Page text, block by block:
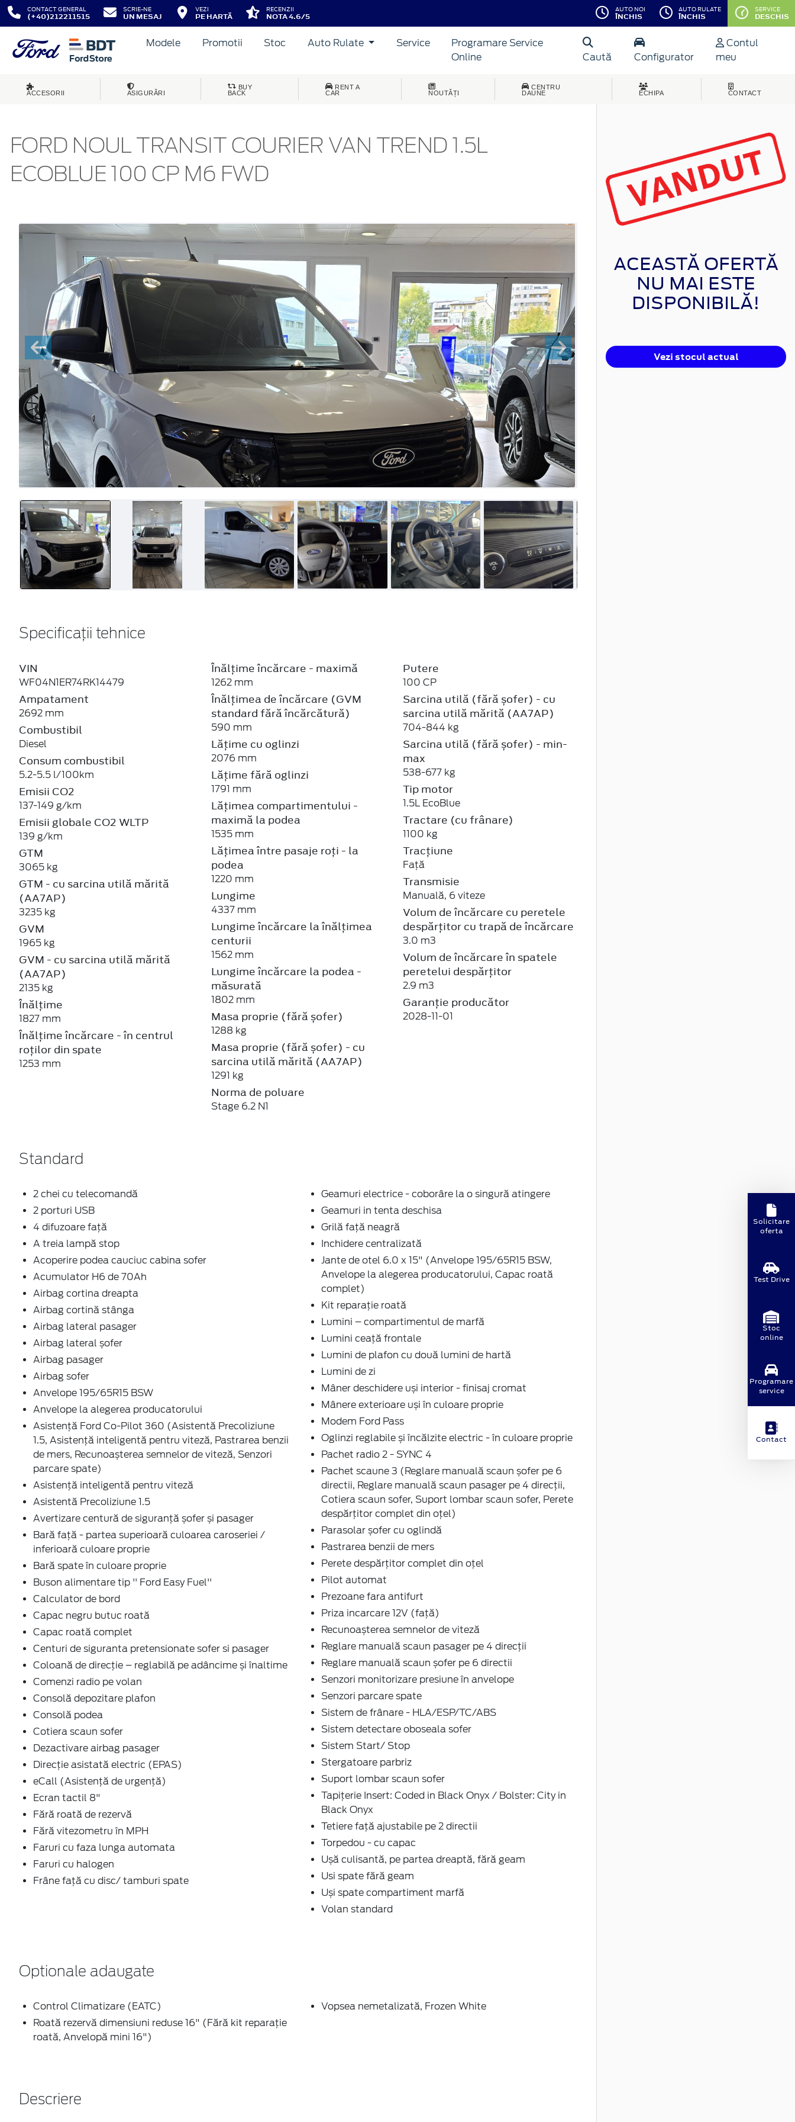
CONTACT GENERAL
(+40)212211515
SCRIE-NE
UN MESAJ
VEZI
PE HARTĂ
RECENZII
NOTA 4.6/5
AUTO NOI
ÎNCHIS
AUTO RULATE
ÎNCHIS
SERVICE
DESCHIS
Modele Promotii Stoc Auto Rulate Service
Programare Service
Online
Caută Configurator
Contul
meu
ACCESORII ASIGURĂRI
BUY
BACK
RENT A
CAR
NOUTĂȚI
CENTRU
DAUNE
ECHIPA CONTACT
FORD NOUL TRANSIT COURIER VAN TREND 1.5L
ECOBLUE 100 CP M6 FWD
Specificații tehnice
VIN
WF04N1ER74RK14479
Ampatament
2692 mm
Combustibil
Diesel
Consum combustibil
5.2-5.5 l/100km
Emisii CO2
137-149 g/km
Emisii globale CO2 WLTP
139 g/km
GTM
3065 kg
GTM - cu sarcina utilă mărită
(AA7AP)
3235 kg
GVM
1965 kg
GVM - cu sarcina utilă mărită
(AA7AP)
2135 kg
Înălțime
1827 mm
Înălțime încărcare - în centrul
roților din spate
1253 mm
Înălțime încărcare - maximă
1262 mm
Înălțimea de încărcare (GVM
standard fără încărcătură)
590 mm
Lățime cu oglinzi
2076 mm
Lățime fără oglinzi
1791 mm
Lățimea compartimentului -
maximă la podea
1535 mm
Lățimea între pasaje roți - la
podea
1220 mm
Lungime
4337 mm
Lungime încărcare la înălțimea
centurii
1562 mm
Lungime încărcare la podea -
măsurată
1802 mm
Masa proprie (fără șofer)
1288 kg
Masa proprie (fără șofer) - cu
sarcina utilă mărită (AA7AP)
1291 kg
Norma de poluare
Stage 6.2 N1
Putere
100 CP
Sarcina utilă (fără șofer) - cu
sarcina utilă mărită (AA7AP)
704-844 kg
Sarcina utilă (fără șofer) - min-
max
538-677 kg
Tip motor
1.5L EcoBlue
Tractare (cu frânare)
1100 kg
Tracțiune
Față
Transmisie
Manuală, 6 viteze
Volum de încărcare cu peretele
despărțitor cu trapă de încărcare
3.0 m3
Volum de încărcare în spatele
peretelui despărțitor
2.9 m3
Garanție producător
2028-11-01
Standard
2 chei cu telecomandă
2 porturi USB
4 difuzoare față
A treia lampă stop
Acoperire podea cauciuc cabina sofer
Acumulator H6 de 70Ah
Airbag cortina dreapta
Airbag cortină stânga
Airbag lateral pasager
Airbag lateral șofer
Airbag pasager
Airbag sofer
Anvelope 195/65R15 BSW
Anvelope la alegerea producatorului
Asistență Ford Co-Pilot 360 (Asistentă Precoliziune
1.5, Asistență inteligentă pentru viteză, Pastrarea benzii
de mers, Recunoașterea semnelor de viteză, Senzori
parcare spate)
Asistență inteligentă pentru viteză
Asistentă Precoliziune 1.5
Avertizare centură de siguranță șofer și pasager
Bară față - partea superioară culoarea caroseriei /
inferioară culoare proprie
Bară spate în culoare proprie
Buson alimentare tip '' Ford Easy Fuel''
Calculator de bord
Capac negru butuc roată
Capac roată complet
Centuri de siguranta pretensionate sofer si pasager
Coloană de direcție – reglabilă pe adâncime și înaltime
Comenzi radio pe volan
Consolă depozitare plafon
Consolă podea
Cotiera scaun sofer
Dezactivare airbag pasager
Direcție asistată electric (EPAS)
eCall (Asistență de urgență)
Ecran tactil 8"
Fără roată de rezervă
Fără vitezometru în MPH
Faruri cu faza lunga automata
Faruri cu halogen
Frâne față cu disc/ tamburi spate
Geamuri electrice - coborâre la o singură atingere
Geamuri in tenta deschisa
Grilă față neagră
Inchidere centralizată
Jante de otel 6.0 x 15" (Anvelope 195/65R15 BSW,
Anvelope la alegerea producatorului, Capac roată
complet)
Kit reparație roată
Lumini – compartimentul de marfă
Lumini ceață frontale
Lumini de plafon cu două lumini de hartă
Lumini de zi
Mâner deschidere uși interior - finisaj cromat
Mânere exterioare uși în culoare proprie
Modem Ford Pass
Oglinzi reglabile și încălzite electric - în culoare proprie
Pachet radio 2 - SYNC 4
Pachet scaune 3 (Reglare manuală scaun șofer pe 6
directii, Reglare manuală scaun pasager pe 4 direcții,
Cotiera scaun sofer, Suport lombar scaun sofer, Perete
despărțitor complet din oțel)
Parasolar șofer cu oglindă
Pastrarea benzii de mers
Perete despărțitor complet din oțel
Pilot automat
Prezoane fara antifurt
Priza incarcare 12V (față)
Recunoașterea semnelor de viteză
Reglare manuală scaun pasager pe 4 direcții
Reglare manuală scaun șofer pe 6 directii
Senzori monitorizare presiune în anvelope
Senzori parcare spate
Sistem de frânare - HLA/ESP/TC/ABS
Sistem detectare oboseala sofer
Sistem Start/ Stop
Stergatoare parbriz
Suport lombar scaun sofer
Tapițerie Insert: Coded in Black Onyx / Bolster: City in
Black Onyx
Tetiere față ajustabile pe 2 directii
Torpedou - cu capac
Ușă culisantă, pe partea dreaptă, fără geam
Usi spate fără geam
Uși spate compartiment marfă
Volan standard
Optionale adaugate
Control Climatizare (EATC)
Roată rezervă dimensiuni reduse 16" (Fără kit reparație
roată, Anvelopă mini 16")
Vopsea nemetalizată, Frozen White
Descriere
ACEASTĂ OFERTĂ
NU MAI ESTE
DISPONIBILĂ!
Vezi stocul actual
Solicitare
oferta
Test Drive
Stoc
online
Programare
service
Contact